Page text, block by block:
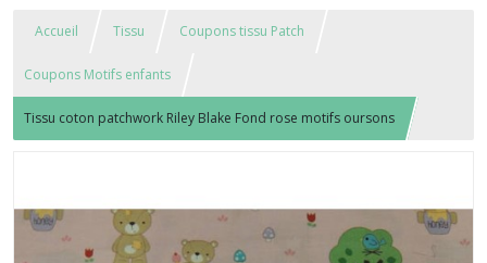
Accueil Tissu Coupons tissu Patch
Coupons Motifs enfants
Tissu coton patchwork Riley Blake Fond rose motifs oursons